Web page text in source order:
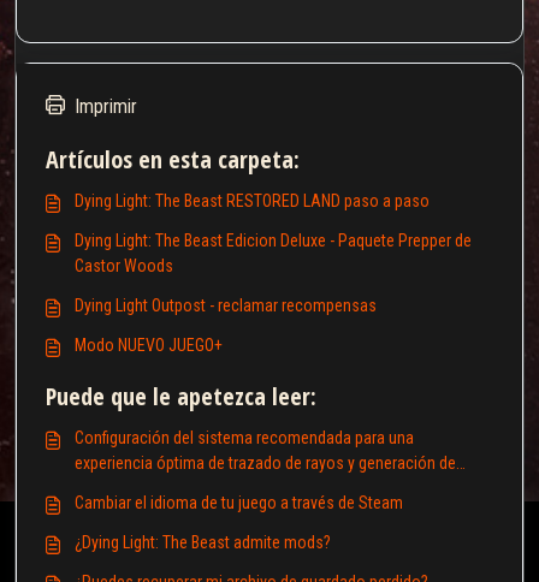
Imprimir
Artículos en esta carpeta:
Dying Light: The Beast RESTORED LAND paso a paso
Dying Light: The Beast Edicion Deluxe - Paquete Prepper de
Castor Woods
Dying Light Outpost - reclamar recompensas
Modo NUEVO JUEGO+
Puede que le apetezca leer:
Configuración del sistema recomendada para una
experiencia óptima de trazado de rayos y generación de
Cambiar el idioma de tu juego a través de Steam
¿Dying Light: The Beast admite mods?
Esta base de conocimientos cuenta con la licencia del
propietario del dominio web y utiliza cookies HTTP para